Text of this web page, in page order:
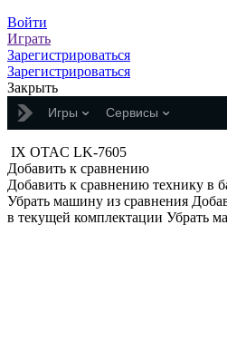
Войти
Играть
Зарегистрироваться
Зарегистрироваться
Закрыть
Игры Сервисы
IX OTAC LK-7605
Добавить к сравнению
Добавить к сравнению технику в
Убрать машину из сравнения
в текущей комплектации Убрать